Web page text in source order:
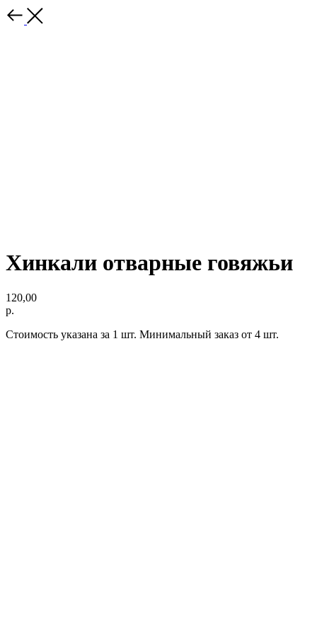
Хинкали отварные говяжьи
120,00
р.
Стоимость указана за 1 шт. Минимальный заказ от 4 шт.